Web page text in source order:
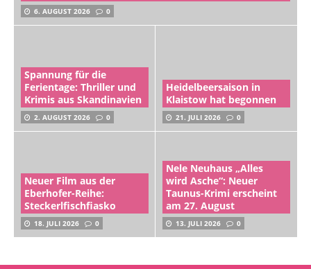
6. AUGUST 2026 0
Spannung für die
Ferientage: Thriller und
Krimis aus Skandinavien
2. AUGUST 2026 0
Heidelbeersaison in
Klaistow hat begonnen
21. JULI 2026 0
Neuer Film aus der
Eberhofer-Reihe:
Steckerlfischfiasko
18. JULI 2026 0
Nele Neuhaus „Alles
wird Asche“: Neuer
Taunus-Krimi erscheint
am 27. August
13. JULI 2026 0